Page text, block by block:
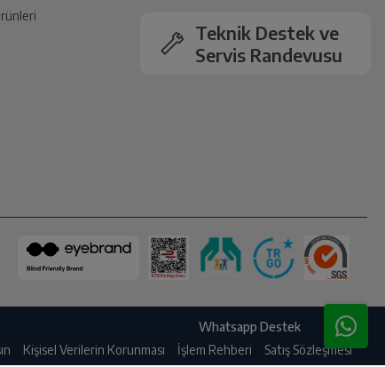
Teknik Destek ve
Servis Randevusu
Kişisel Verilerin Korunması İşlem Rehberi Satış Sözleşmesi
Servis Randevusu